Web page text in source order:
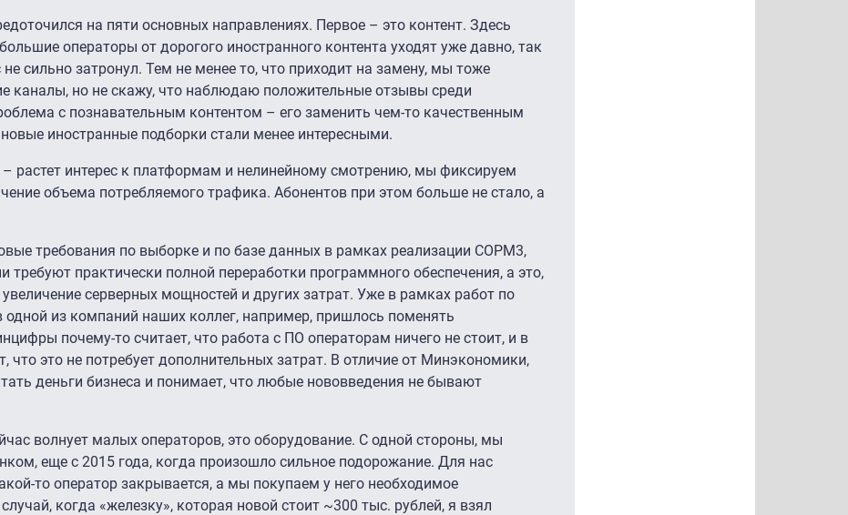
на пяти основных направлениях. Первое – это контент. Здесь
операторы от дорогого иностранного контента уходят уже давно, так
сильно затронул. Тем не менее то, что приходит на замену, мы тоже
каналы, но не скажу, что наблюдаю положительные отзывы среди
с познавательным контентом – его заменить чем-то качественным
иностранные подборки стали менее интересными.
растет интерес к платформам и нелинейному смотрению, мы фиксируем
объема потребляемого трафика. Абонентов при этом больше не стало, а
требования по выборке и по базе данных в рамках реализации СОРМ3,
практически полной переработки программного обеспечения, а это,
серверных мощностей и других затрат. Уже в рамках работ по
из компаний наших коллег, например, пришлось поменять
почему-то считает, что работа с ПО операторам ничего не стоит, и в
что это не потребует дополнительных затрат. В отличие от Минэкономики,
деньги бизнеса и понимает, что любые нововведения не бывают
волнует малых операторов, это оборудование. С одной стороны, мы
еще с 2015 года, когда произошло сильное подорожание. Для нас
то оператор закрывается, а мы покупаем у него необходимое
когда «железку», которая новой стоит ~300 тыс. рублей, я взял